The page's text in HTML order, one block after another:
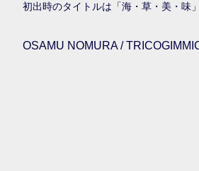
初出時のタイトルは「海・草・美・味」
OSAMU NOMURA /